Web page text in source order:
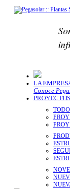
LA
Conoce
PROYECTOS